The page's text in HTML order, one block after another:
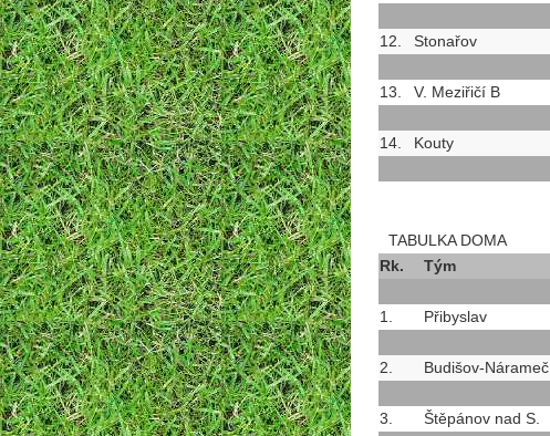
12. Stonařov
13. V. Meziřičí B
14. Kouty
TABULKA DOMA
Rk.
Tým
1. Přibyslav
2. Budišov-Nárameč
3. Štěpánov nad S.